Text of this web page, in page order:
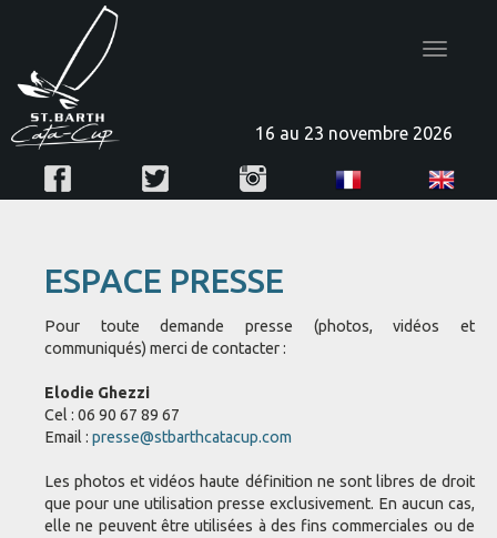
Toggle
16 au 23 novembre 2026
ESPACE PRESSE
Pour toute demande presse (photos, vidéos et
communiqués) merci de contacter :
Elodie Ghezzi
Cel : 06 90 67 89 67
Email : presse@stbarthcatacup.com
Les photos et vidéos haute définition ne sont libres de droit
que pour une utilisation presse exclusivement. En aucun cas,
elle ne peuvent être utilisées à des fins commerciales ou de